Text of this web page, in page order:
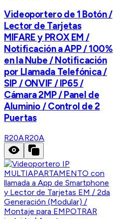
Videoportero de 1 Botón /
Lector de Tarjetas
MIFARE y PROX EM /
Notificación a APP / 100%
en la Nube / Notificación
por Llamada Telefónica /
SIP / ONVIF / IP65 /
Cámara 2MP / Panel de
Aluminio / Control de 2
Puertas
R20AR20A